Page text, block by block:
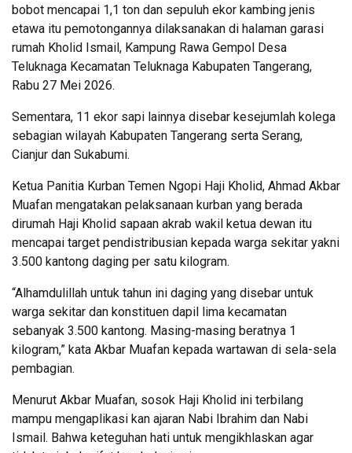
bobot mencapai 1,1 ton dan sepuluh ekor kambing jenis
etawa itu pemotongannya dilaksanakan di halaman garasi
rumah Kholid Ismail, Kampung Rawa Gempol Desa
Teluknaga Kecamatan Teluknaga Kabupaten Tangerang,
Rabu 27 Mei 2026.
Sementara, 11 ekor sapi lainnya disebar kesejumlah kolega
sebagian wilayah Kabupaten Tangerang serta Serang,
Cianjur dan Sukabumi.
Ketua Panitia Kurban Temen Ngopi Haji Kholid, Ahmad Akbar
Muafan mengatakan pelaksanaan kurban yang berada
dirumah Haji Kholid sapaan akrab wakil ketua dewan itu
mencapai target pendistribusian kepada warga sekitar yakni
3.500 kantong daging per satu kilogram.
“Alhamdulillah untuk tahun ini daging yang disebar untuk
warga sekitar dan konstituen dapil lima kecamatan
sebanyak 3.500 kantong. Masing-masing beratnya 1
kilogram,” kata Akbar Muafan kepada wartawan di sela-sela
pembagian.
Menurut Akbar Muafan, sosok Haji Kholid ini terbilang
mampu mengaplikasi kan ajaran Nabi Ibrahim dan Nabi
Ismail. Bahwa keteguhan hati untuk mengikhlaskan agar